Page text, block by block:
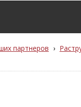
партнеров ›